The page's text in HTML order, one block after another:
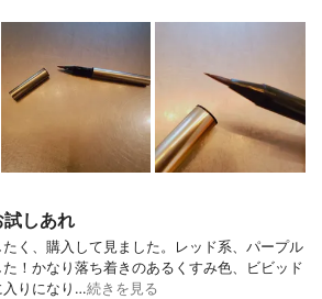
しあれ
く、購入して見ました。レッド系、パープル
！かなり落ち着きのあるくすみ色、ビビッド
入りになり…続きを見る